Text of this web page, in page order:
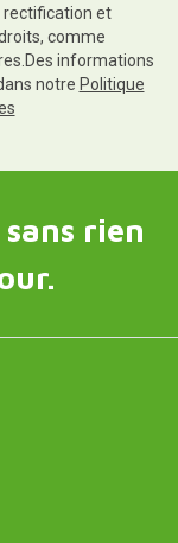
rectification et
comme
informations
notre Politique
rien